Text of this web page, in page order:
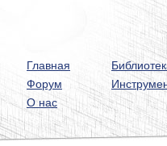
Главная
Форум
О нас